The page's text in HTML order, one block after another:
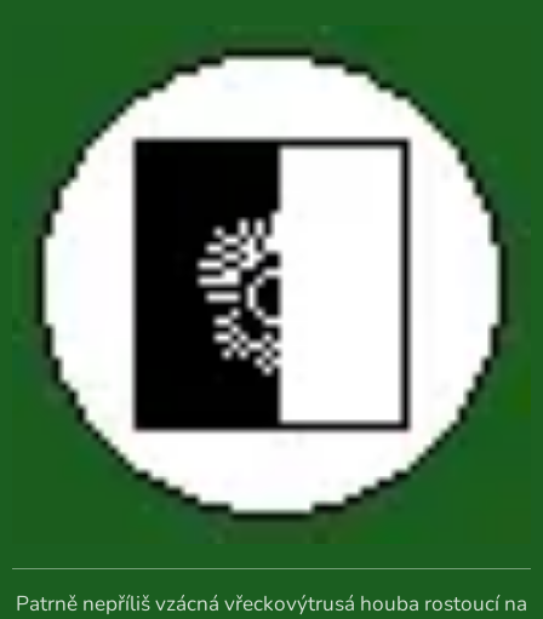
Patrně nepříliš vzácná vřeckovýtrusá houba rostoucí na